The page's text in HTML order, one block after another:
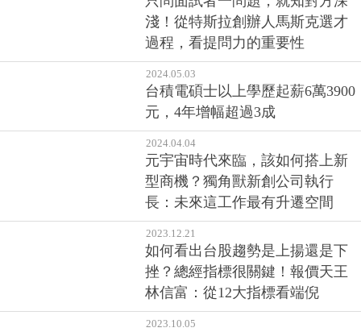
淺！從特斯拉創辦人馬斯克選才
過程，看提問力的重要性
2024.05.03
台積電碩士以上學歷起薪6萬3900
元，4年增幅超過3成
2024.04.04
元宇宙時代來臨，該如何搭上新
型商機？獨角獸新創公司執行
長：未來這工作最有升遷空間
2023.12.21
如何看出台股趨勢是上揚還是下
挫？總經指標很關鍵！報價天王
林信富：從12大指標看端倪
2023.10.05